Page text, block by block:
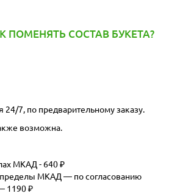
ПОМЕНЯТЬ СОСТАВ БУКЕТА?
24/7, по предварительному заказу.
возможна.
МКАД - 640 ₽
пределы МКАД — по согласованию
1190 ₽